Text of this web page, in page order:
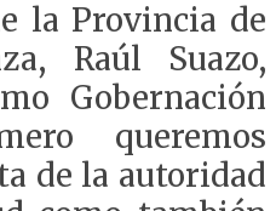
la Provincia de
Raúl Suazo,
Gobernación
queremos
de la autoridad